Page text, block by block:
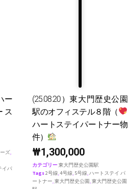
ー
ス
ズ,
イパ
(25.08.20）東大門歴史公園
駅のオフィステル８階（
ハートステイパートナー物
件）
₩1,300,000
カテゴリー東大門歴史公園駅
Tags2号線,4号線, 5号線,ハートステイ パ
ートナー,東大門歴史公園,東大門歴史公園